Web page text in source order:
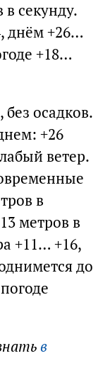
секунду.
днём +26…
+18…
осадков.
+26
ветер.
в
метров в
+11… +16,
до
в